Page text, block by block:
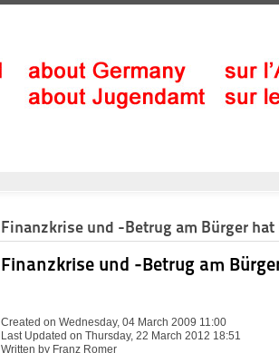
Finanzkrise und -Betrug am Bürger
Finanzkrise und -Betrug am
Created on Wednesday, 04 March 2009 11:00
Last Updated on Thursday, 22 March 2012 18:51
Written by Franz Romer